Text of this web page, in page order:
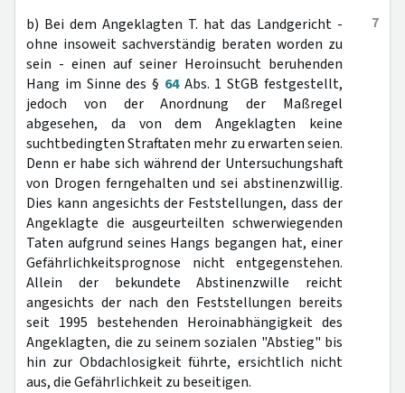
7
b) Bei dem Angeklagten T. hat das Landgericht -
ohne insoweit sachverständig beraten worden zu
sein - einen auf seiner Heroinsucht beruhenden
Hang im Sinne des § 64Abs. 1 StGB festgestellt,
jedoch von der Anordnung der Maßregel
abgesehen, da von dem Angeklagten keine
suchtbedingten Straftaten mehr zu erwarten seien.
Denn er habe sich während der Untersuchungshaft
von Drogen ferngehalten und sei abstinenzwillig.
Dies kann angesichts der Feststellungen, dass der
Angeklagte die ausgeurteilten schwerwiegenden
Taten aufgrund seines Hangs begangen hat, einer
Gefährlichkeitsprognose nicht entgegenstehen.
Allein der bekundete Abstinenzwille reicht
angesichts der nach den Feststellungen bereits
seit 1995 bestehenden Heroinabhängigkeit des
Angeklagten, die zu seinem sozialen "Abstieg" bis
hin zur Obdachlosigkeit führte, ersichtlich nicht
aus, die Gefährlichkeit zu beseitigen.